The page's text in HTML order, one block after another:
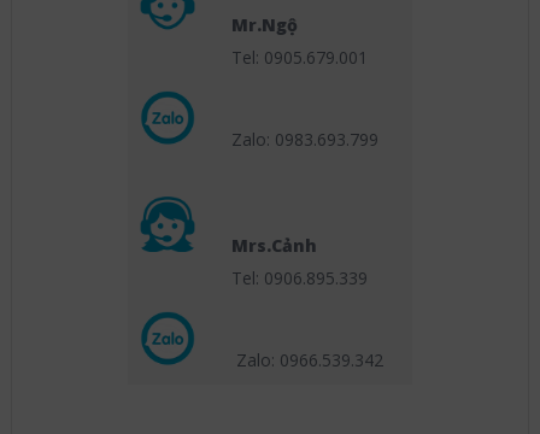
Mr.Ngộ
Tel: 0905.679.001
Zalo: 0983.693.799
Mrs.Cảnh
Tel: 0906.895.339
Zalo: 0966.539.342